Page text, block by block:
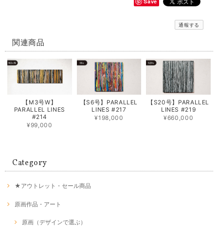
通報する
関連商品
【M3号W】
PARALLEL LINES
#214
¥99,000
【S6号】PARALLEL
LINES #217
¥198,000
【S20号】PARALLEL
LINES #219
¥660,000
Category
★アウトレット・セール商品
原画作品・アート
原画（デザインで選ぶ）